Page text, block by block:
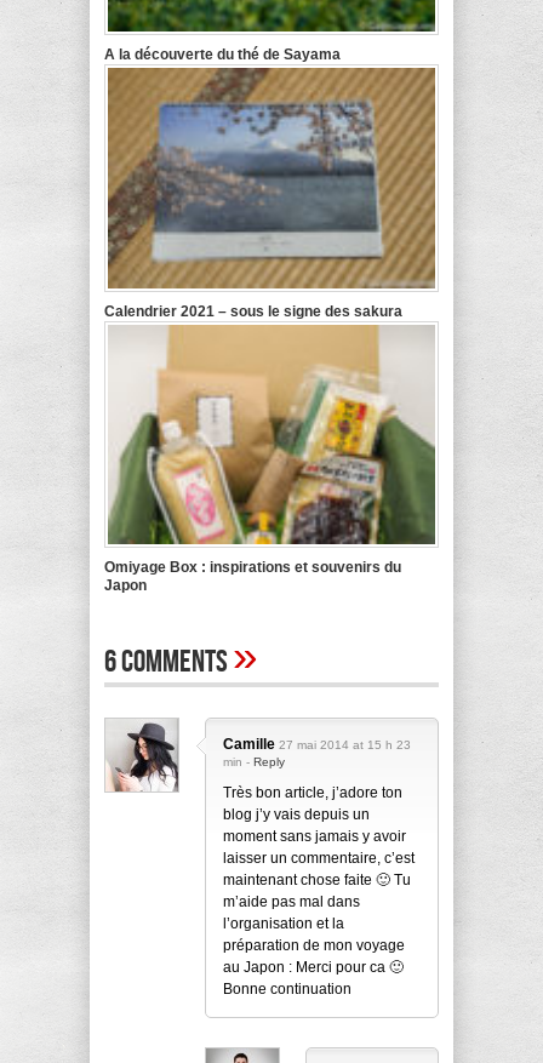
A la découverte du thé de Sayama
Calendrier 2021 – sous le signe des sakura
Omiyage Box : inspirations et souvenirs du
Japon
6 Comments»
Camille 27 mai 2014 at 15 h 23
min - Reply
Très bon article, j’adore ton
blog j’y vais depuis un
moment sans jamais y avoir
laisser un commentaire, c’est
maintenant chose faite 🙂 Tu
m’aide pas mal dans
l’organisation et la
préparation de mon voyage
au Japon : Merci pour ca 🙂
Bonne continuation